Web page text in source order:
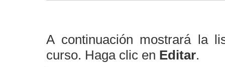
A continuación mostrará la
curso. Haga clic en Editar.